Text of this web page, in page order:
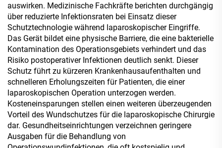
auswirken. Medizinische Fachkräfte berichten durchgängig
über reduzierte Infektionsraten bei Einsatz dieser
Schutztechnologie während laparoskopischer Eingriffe.
Das Gerät bildet eine physische Barriere, die eine bakterielle
Kontamination des Operationsgebiets verhindert und das
Risiko postoperativer Infektionen deutlich senkt. Dieser
Schutz führt zu kürzeren Krankenhausaufenthalten und
schnelleren Erholungszeiten für Patienten, die einer
laparoskopischen Operation unterzogen werden.
Kosteneinsparungen stellen einen weiteren überzeugenden
Vorteil des Wundschutzes für die laparoskopische Chirurgie
dar. Gesundheitseinrichtungen verzeichnen geringere
Ausgaben für die Behandlung von